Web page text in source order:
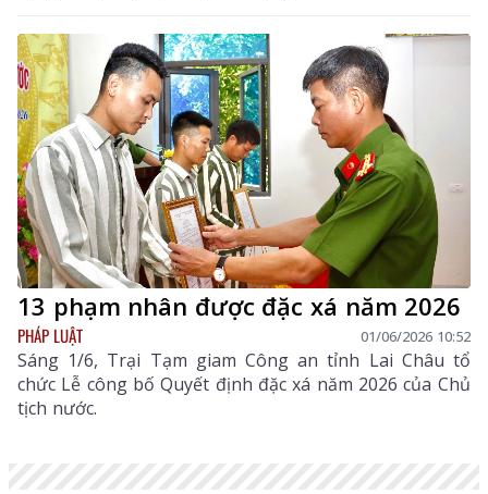
13 phạm nhân được đặc xá năm 2026
PHÁP LUẬT 01/06/2026 10:52
Sáng 1/6, Trại Tạm giam Công an tỉnh Lai Châu tổ
chức Lễ công bố Quyết định đặc xá năm 2026 của Chủ
tịch nước.